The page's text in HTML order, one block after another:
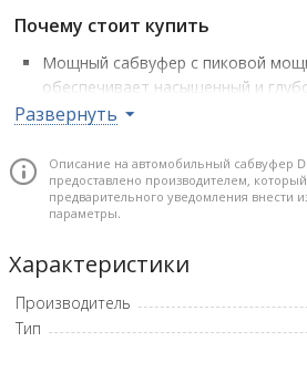
Почему стоит купить
Мощный сабвуфер с пиковой
обеспечивает насыщенный и
Встроенный 4-канальный
бюджет.
Широкий частотный диапазон от
гарантирует точную передачу
(50–250 Гц) обеспечивают гибкую
Оптимальное соотношение цены и
Номинальный диаметр: 300 мм •
Развернуть
Описание на автомобильный сабвуфер
предоставлено производителем,
предварительного уведомления внести
параметры.
Характеристики
Производитель
Тип